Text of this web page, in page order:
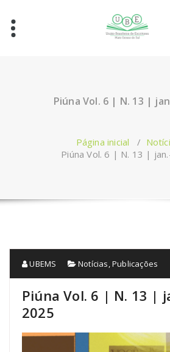
Piúna Vol. 6 | N. 13 |
Página inicial /
Piúna Vol. 6 | N. 13 |
UBEMS Notícias ,Publicações
Piúna Vol. 6 | N. 13 |
2025